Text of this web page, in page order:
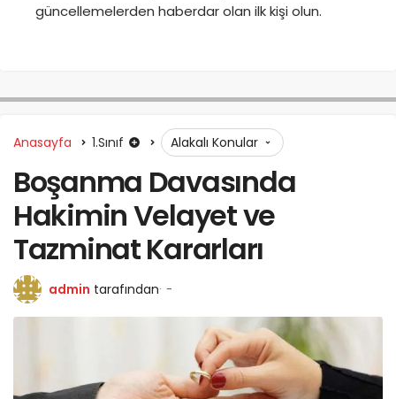
güncellemelerden haberdar olan ilk kişi olun.
Anasayfa 1.Sınıf Alakalı Konular
Boşanma Davasında
Hakimin Velayet ve
Tazminat Kararları
admin tarafından -